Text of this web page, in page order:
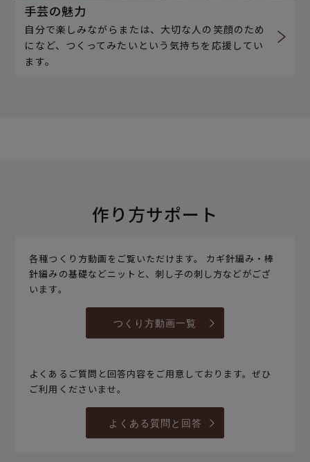
手芸の魅力
自分で楽しみながらまたは、大切な人の笑顔のため
になど、つくってみたいという気持ちを応援してい
ます。
作り方サポート
各種つくり方動画をご覧いただけます。 カギ針編み・棒
針編みの基礎などニットと、刺し子の刺し方などがござ
います。
つくり方動画一覧
よくあるご質問と回答内容をご用意しております。ぜひ
ご利用くださいませ。
よくある質問と回答